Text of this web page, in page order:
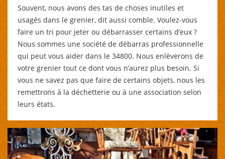
Souvent, nous avons des tas de choses inutiles et
usagés dans le grenier, dit aussi comble. Voulez-vous
faire un tri pour jeter ou débarrasser certains d’eux ?
Nous sommes une société de débarras professionnelle
qui peut vous aider dans le 34800. Nous enlèverons de
votre grenier tout ce dont vous n’aurez plus besoin. Si
vous ne savez pas que faire de certains objets, nous les
remettrons à la déchetterie ou à une association selon
leurs états.